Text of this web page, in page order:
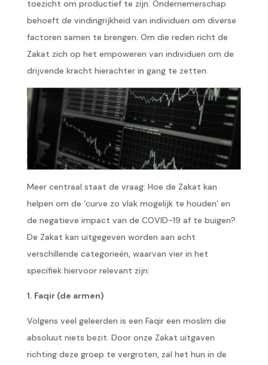
toezicht om productief te zijn. Ondernemerschap
behoeft de vindingrijkheid van individuen om diverse
factoren samen te brengen. Om die reden richt de
Zakat zich op het empoweren van individuen om de
drijvende kracht hierachter in gang te zetten.
Meer centraal staat de vraag: Hoe de Zakat kan
helpen om de ‘curve zo vlak mogelijk te houden’ en
de negatieve impact van de COVID-19 af te buigen?
De Zakat kan uitgegeven worden aan acht
verschillende categorieën, waarvan vier in het
specifiek hiervoor relevant zijn:
1. Faqir (de armen)
Volgens veel geleerden is een Faqir een moslim die
absoluut niets bezit. Door onze Zakat uitgaven
richting deze groep te vergroten, zal het hun in de